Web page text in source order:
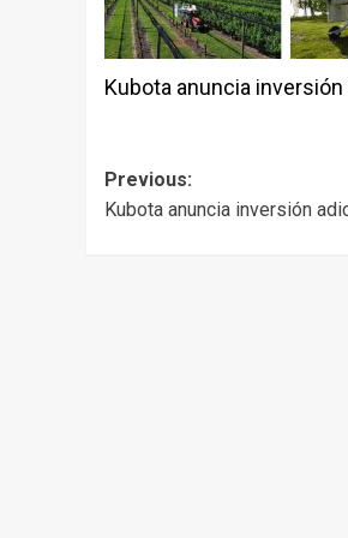
Kubota anuncia
Post
Previous:
Kubota anuncia inversión